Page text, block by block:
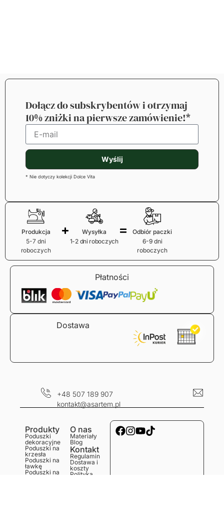
Dołącz do subskrybentów i otrzymaj
10% zniżki na pierwsze zamówienie!*
Wyślij
* Nie dotyczy kolekcji Dolce Vita
Produkcja
5-7 dni
roboczych
Wysyłka
1-2 dni roboczych
Odbiór paczki
6-9 dni
roboczych
Płatności
Dostawa
+48 507 189 907
kontakt@asartem.pl
Produkty
Poduszki
dekoracyjne
Poduszki na
krzesła
Poduszki na
ławkę
Poduszki na
O nas
Materiały
Blog
Kontakt
Regulamin
Dostawa i
koszty
Polityka